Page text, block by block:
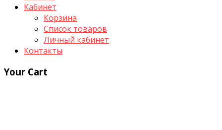
Кабинет
Корзина
Список товаров
Личный кабинет
Контакты
Your Cart